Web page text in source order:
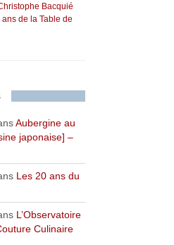
Bacquié
de la Table de
Aubergine au
japonaise] –
Les 20 ans du
L’Observatoire
Culinaire